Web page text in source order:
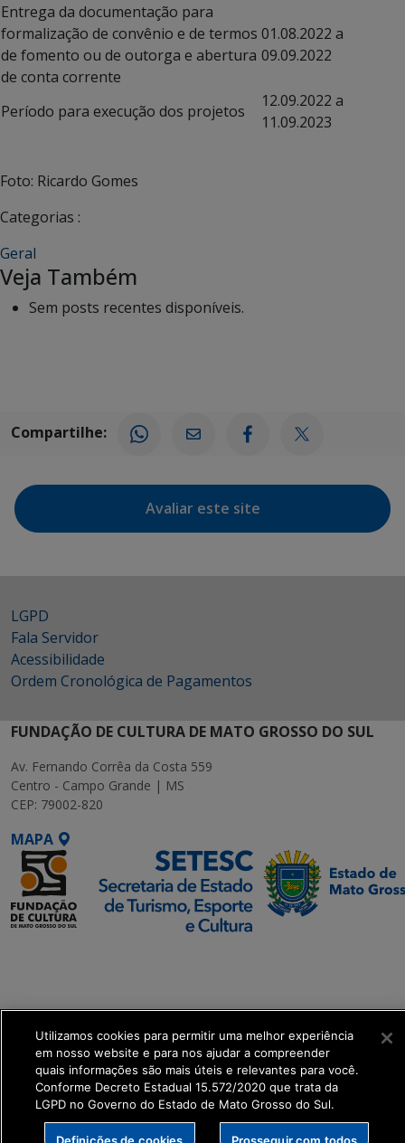
Entrega da documentação para
formalização de convênio e de termos
de fomento ou de outorga e abertura
de conta corrente
01.08.2022 a
09.09.2022
Período para execução dos projetos
12.09.2022 a
11.09.2023
Foto: Ricardo Gomes
Categorias :
Geral
Veja Também
Sem posts recentes disponíveis.
Compartilhe:
Avaliar este site
LGPD
Fala Servidor
Acessibilidade
Ordem Cronológica de Pagamentos
FUNDAÇÃO DE CULTURA DE MATO GROSSO DO SUL
Av. Fernando Corrêa da Costa 559
Centro - Campo Grande | MS
CEP: 79002-820
MAPA
get_footer();
Utilizamos cookies para permitir uma melhor experiência
em nosso website e para nos ajudar a compreender
quais informações são mais úteis e relevantes para você.
Conforme Decreto Estadual 15.572/2020 que trata da
LGPD no Governo do Estado de Mato Grosso do Sul.
Definições de cookies Prosseguir com todos